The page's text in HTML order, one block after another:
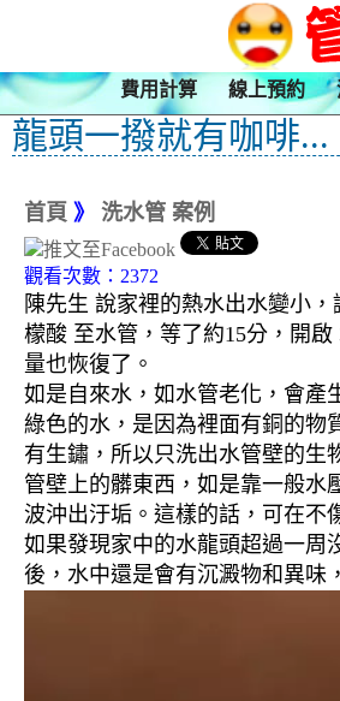
費用計算 線上預約
龍頭一撥就有咖啡
首頁 》 洗水管 案例
觀看次數：2372
陳先生 說家裡的熱水出水變小
檬酸 至水管，等了約15分，開
量也恢復了。
如是自來水，如水管老化，會產
綠色的水，是因為裡面有銅的物
有生鏽，所以只洗出水管壁的生
管壁上的髒東西，如是靠一般水
波沖出汙垢。這樣的話，可在不
如果發現家中的水龍頭超過一周
後，水中還是會有沉澱物和異味